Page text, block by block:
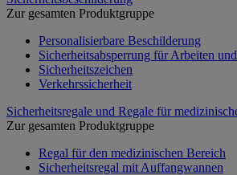
Zur gesamten Produktgruppe
Personalisierbare Beschilderung
Sicherheitsabsperrung für Arbeiten
Sicherheitszeichen
Verkehrssicherheit
Sicherheitsregale und Regale für
Zur gesamten Produktgruppe
Regal für den medizinischen Bereich
Sicherheitsregal mit Auffangwannen